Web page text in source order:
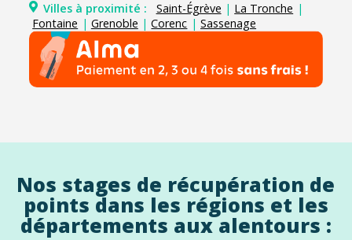
Villes à proximité : Saint-Égrève | La Tronche |
Fontaine | Grenoble | Corenc | Sassenage
Nos stages de récupération de
points dans les régions et les
départements aux alentours :